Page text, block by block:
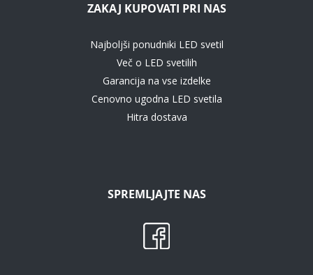
ZAKAJ KUPOVATI PRI NAS
Najboljši ponudniki LED svetil
Več o LED svetilih
Garancija na vse izdelke
Cenovno ugodna LED svetila
Hitra dostava
SPREMLJAJTE NAS